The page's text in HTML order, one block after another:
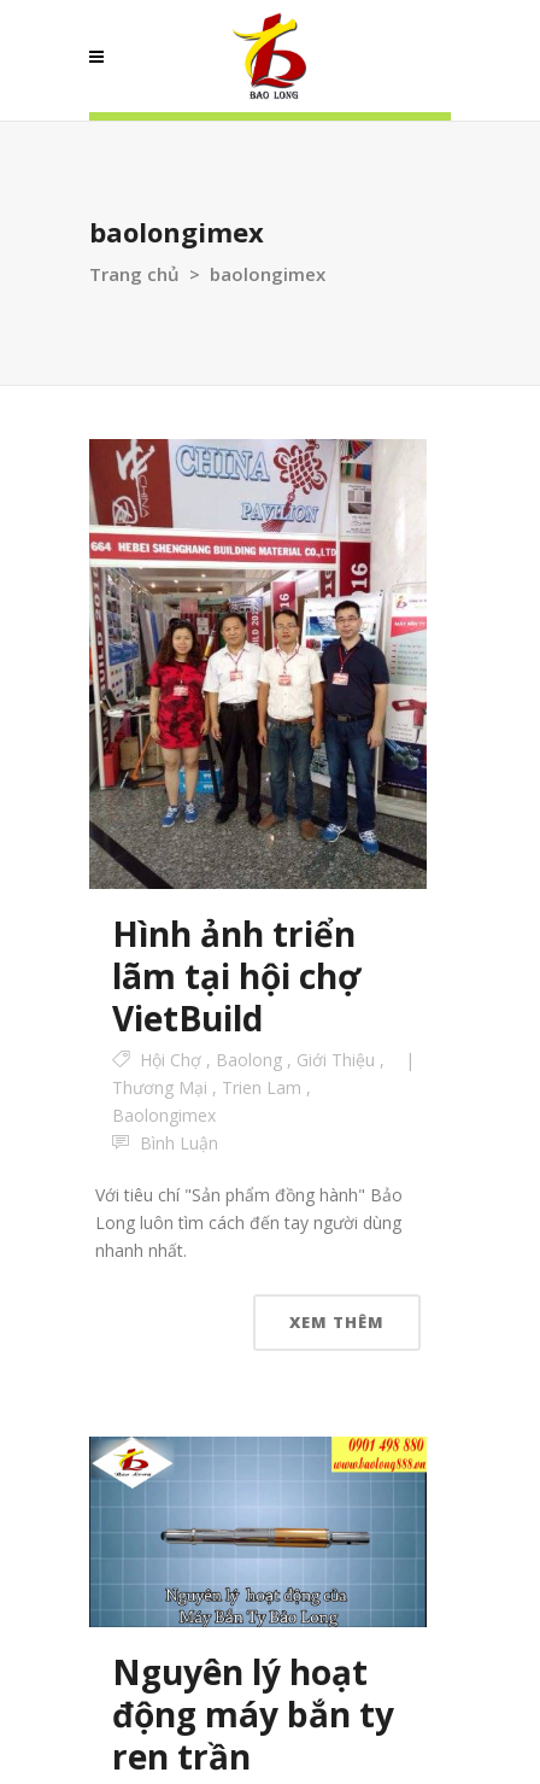
baolongimex
Trang chủ > baolongimex
Hình ảnh triển
lãm tại hội chợ
VietBuild
Hội Chợ , Baolong , Giới Thiệu ,
Thương Mại , Trien Lam ,
Baolongimex
Bình Luận
Với tiêu chí "Sản phẩm đồng hành" Bảo
Long luôn tìm cách đến tay người dùng
nhanh nhất.
XEM THÊM
Nguyên lý hoạt
động máy bắn ty
ren trần